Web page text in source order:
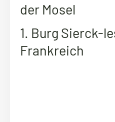
der Mosel
1. Burg Sierck-
Frankreich